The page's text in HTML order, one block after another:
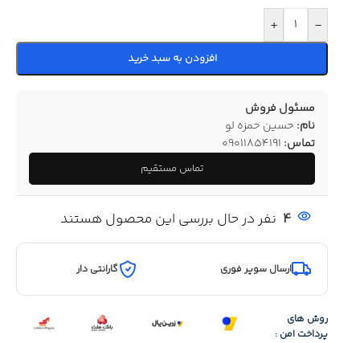
-
+
افزودن به سبد خرید
مسئول فروش
نام: حسین حمزه لو
تماس: 09011854191
تماس مستقیم
4 نفر در حال بررسی این محصول هستند
ارسال سوپر فوری گارانتی دار
روش های
پرداخت امن :